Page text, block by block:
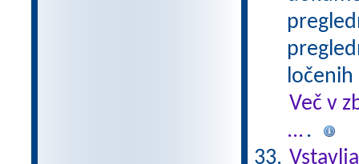
ločenih
Več v
....